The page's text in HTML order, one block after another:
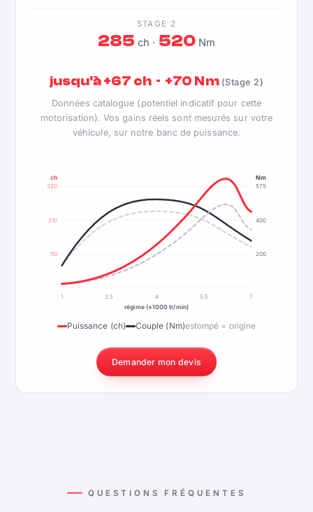
STAGE 2
285 ch · 520Nm
jusqu'à +67 ch · +70 Nm (Stage 2)
Données catalogue (potentiel indicatif pour cette
motorisation). Vos gains réels sont mesurés sur votre
véhicule, sur notre banc de puissance.
110
210
320
200
400
575
ch Nm
1 2,5 4 5,5
7
régime (×1000 tr/min)
Puissance (ch) Couple (Nm)estompé = origine
Demander mon devis
QUESTIONS FRÉQUENTES